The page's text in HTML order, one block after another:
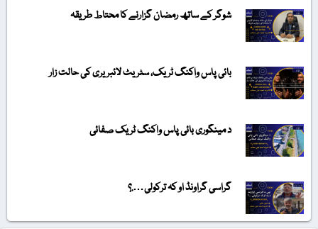
شوگر کے ساتھ رمضان گزارنے کا محتاط طریقہ
بائی پاس واکنگ ٹریک، سٹریٹ لائبریری کی حالت زار
د مینگوری بائی پاس واکنگ ٹریک صفائی
گراسی گراونڈ او کہ ترکولی….؟